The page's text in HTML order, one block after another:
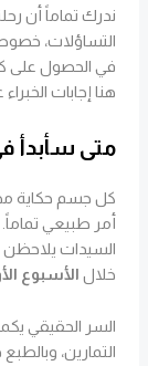
ندرك تماماً أن
التساؤلات،
في الحصول على
هنا إجابات
متى سأبدأ
كل جسم حكاية
أمر طبيعي تماماً.
السيدات يلاحظن
خلال الأسبوع
السر الحقيقي
التمارين،